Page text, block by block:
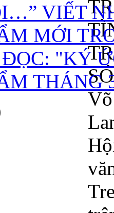
VIẾT
MỚI
"KÝ
THÁNG